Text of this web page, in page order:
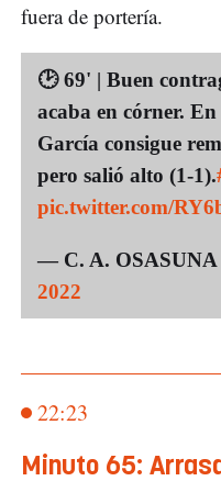
fuera de portería.
🕑 69' | Buen
acaba en córner.
García consigue
pero salió alto (1-1).
pic.twitter.com/
— C. A. OSASUNA
2022
22:23
Minuto 65: